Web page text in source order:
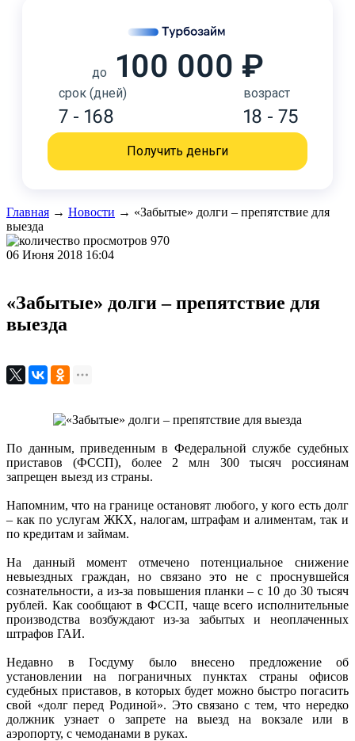
до 100 000 ₽
срок (дней)
7 - 168
возраст
18 - 75
Получить деньги
Главная → Новости → «Забытые» долги – препятствие для
выезда
970
06 Июня 2018 16:04
«Забытые» долги – препятствие для
выезда
По данным, приведенным в Федеральной службе судебных
приставов (ФССП), более 2 млн 300 тысяч россиянам
запрещен выезд из страны.
Напомним, что на границе остановят любого, у кого есть долг
– как по услугам ЖКХ, налогам, штрафам и алиментам, так и
по кредитам и займам.
На данный момент отмечено потенциальное снижение
невыездных граждан, но связано это не с проснувшейся
сознательности, а из-за повышения планки – с 10 до 30 тысяч
рублей. Как сообщают в ФССП, чаще всего исполнительные
производства возбуждают из-за забытых и неоплаченных
штрафов ГАИ.
Недавно в Госдуму было внесено предложение об
установлении на пограничных пунктах страны офисов
судебных приставов, в которых будет можно быстро погасить
свой «долг перед Родиной». Это связано с тем, что нередко
должник узнает о запрете на выезд на вокзале или в
аэропорту, с чемоданами в руках.